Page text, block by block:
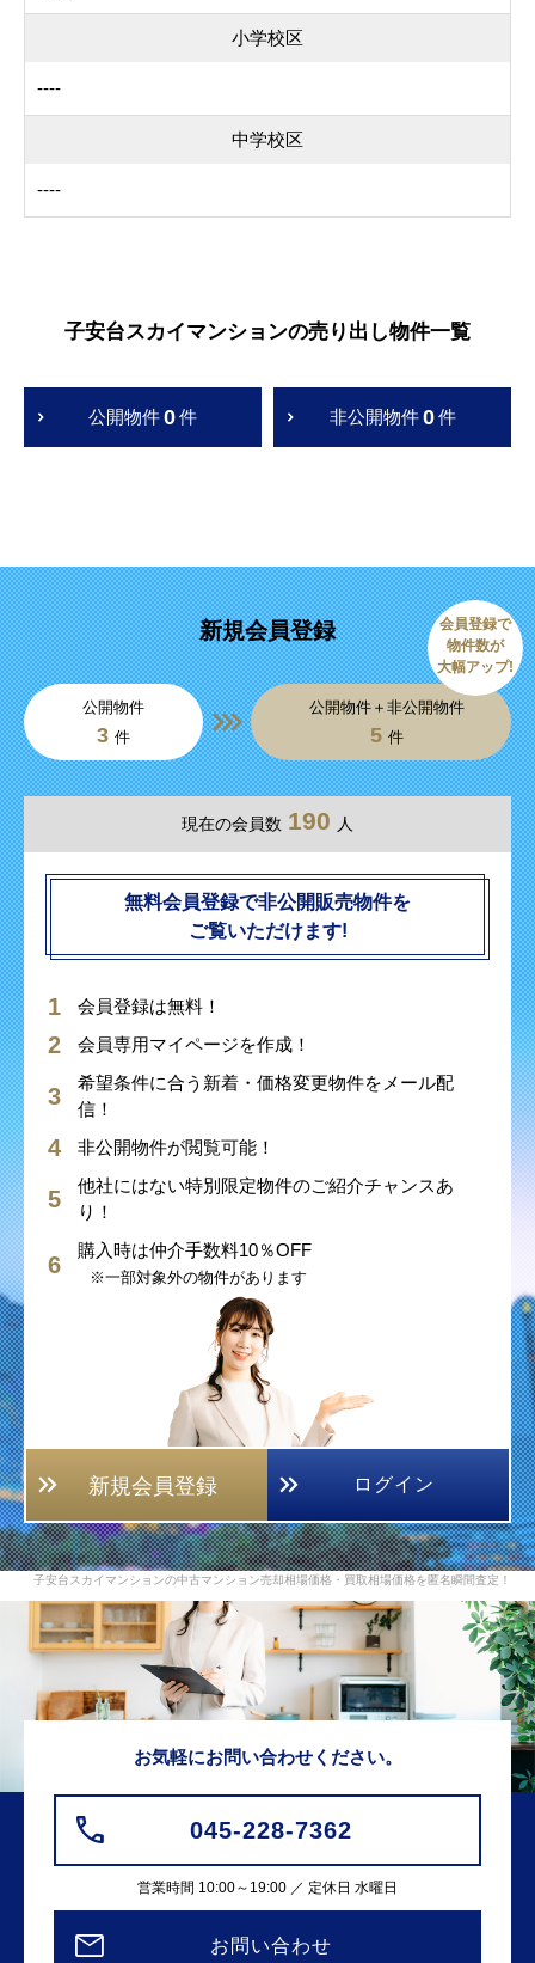
小学校区
----
中学校区
----
子安台スカイマンションの売り出し物件一覧
公開物件0件 非公開物件 0 件
新規会員登録
公開物件
3 件
公開物件＋非公開物件
5 件
会員登録で
物件数が
大幅アップ!
現在の会員数 190 人
無料会員登録で非公開販売物件を
ご覧いただけます!
会員登録は無料！
会員専用マイページを作成！
希望条件に合う新着・価格変更物件をメール配
信！
非公開物件が閲覧可能！
他社にはない特別限定物件のご紹介チャンスあ
り！
購入時は仲介手数料10％OFF
※一部対象外の物件があります
新規会員登録 ログイン
子安台スカイマンションの中古マンション売却相場価格・買取相場価格を匿名瞬間査定！
お気軽にお問い合わせください。
045-228-7362
営業時間 10:00～19:00 ／ 定休日 水曜日
お問い合わせ